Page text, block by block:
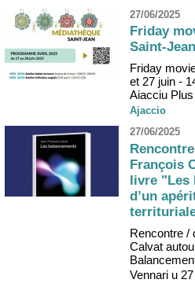
27/06/2025
Friday
Saint-
Friday
et 27 juin -
Aiacciu
Ajaccio
27/06/2025
François
livre "Les
d’un
Rencontre /
Calvat
Vennari u